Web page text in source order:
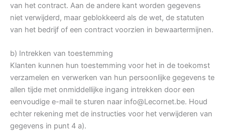
van het contract. Aan de andere kant worden gegevens
niet verwijderd, maar geblokkeerd als de wet, de statuten
van het bedrijf of een contract voorzien in bewaartermijnen.
b) Intrekken van toestemming
Klanten kunnen hun toestemming voor het in de toekomst
verzamelen en verwerken van hun persoonlijke gegevens te
allen tijde met onmiddellijke ingang intrekken door een
eenvoudige e-mail te sturen naar info@Lecornet.be. Houd
echter rekening met de instructies voor het verwijderen van
gegevens in punt 4 a).